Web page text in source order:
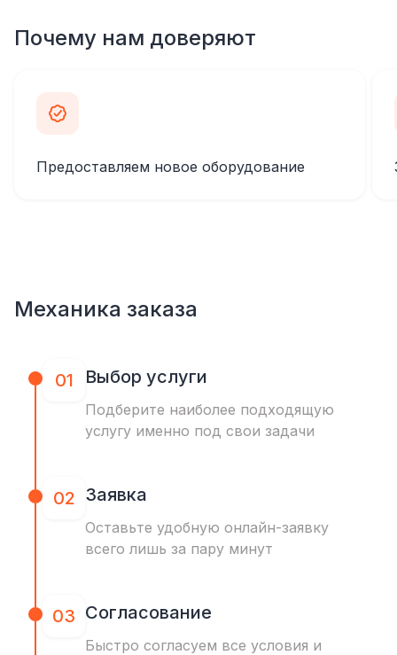
Почему нам доверяют
Предоставляем новое оборудование
Механика заказа
01 Выбор услуги
Подберите наиболее подходящую
услугу именно под свои задачи
02 Заявка
Оставьте удобную онлайн-заявку
всего лишь за пару минут
03 Согласование
Быстро согласуем все условия и